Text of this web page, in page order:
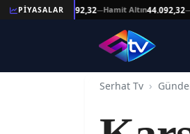
PİYASALAR
Altın44.092,32—Hamit Altın 44.092,32—
Serhat Tv